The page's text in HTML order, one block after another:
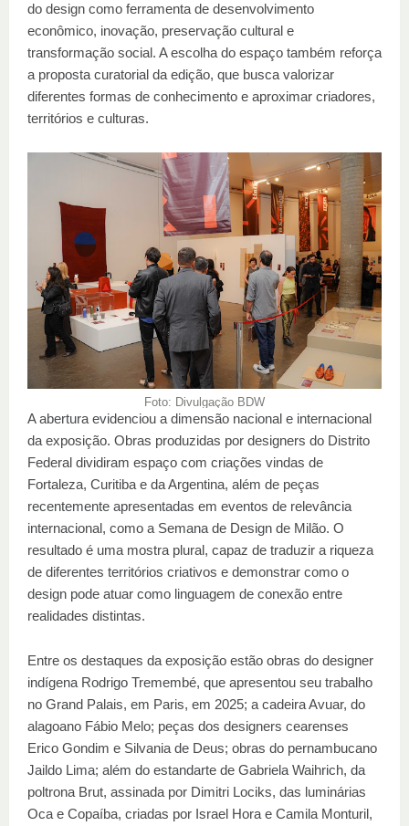
do design como ferramenta de desenvolvimento
econômico, inovação, preservação cultural e
transformação social. A escolha do espaço também reforça
a proposta curatorial da edição, que busca valorizar
diferentes formas de conhecimento e aproximar criadores,
territórios e culturas.
Foto: Divulgação BDW
A abertura evidenciou a dimensão nacional e internacional
da exposição. Obras produzidas por designers do Distrito
Federal dividiram espaço com criações vindas de
Fortaleza, Curitiba e da Argentina, além de peças
recentemente apresentadas em eventos de relevância
internacional, como a Semana de Design de Milão. O
resultado é uma mostra plural, capaz de traduzir a riqueza
de diferentes territórios criativos e demonstrar como o
design pode atuar como linguagem de conexão entre
realidades distintas.
Entre os destaques da exposição estão obras do designer
indígena Rodrigo Tremembé, que apresentou seu trabalho
no Grand Palais, em Paris, em 2025; a cadeira Avuar, do
alagoano Fábio Melo; peças dos designers cearenses
Erico Gondim e Silvania de Deus; obras do pernambucano
Jaildo Lima; além do estandarte de Gabriela Waihrich, da
poltrona Brut, assinada por Dimitri Lociks, das luminárias
Oca e Copaíba, criadas por Israel Hora e Camila Monturil,